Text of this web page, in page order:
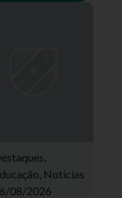
,
, Notícias
08/2026